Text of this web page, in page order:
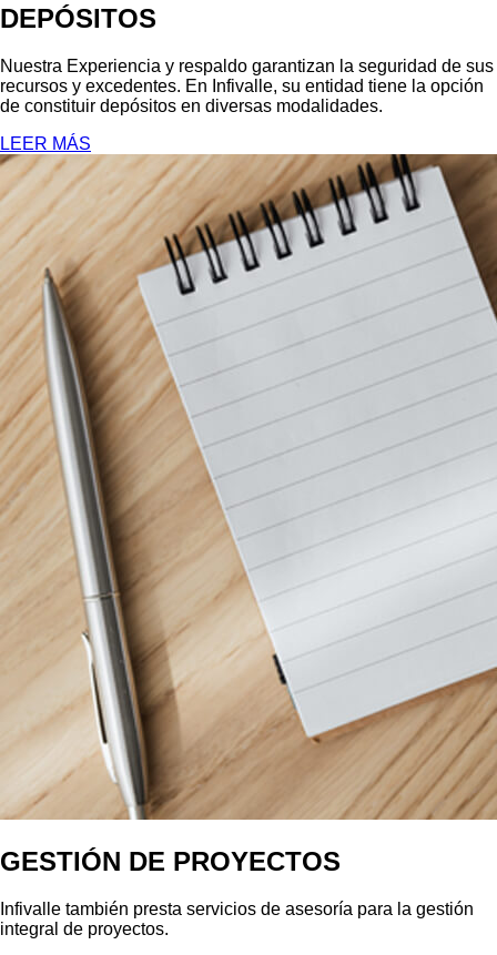
DEPÓSITOS
Nuestra Experiencia y respaldo garantizan la seguridad de sus
recursos y excedentes. En Infivalle, su entidad tiene la opción
de constituir depósitos en diversas modalidades.
LEER MÁS
GESTIÓN DE PROYECTOS
Infivalle también presta servicios de asesoría para la gestión
integral de proyectos.